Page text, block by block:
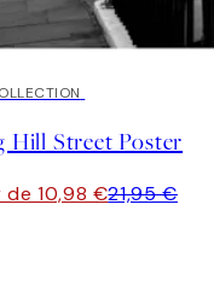
Hill Street Poster
10,98 €21,95 €